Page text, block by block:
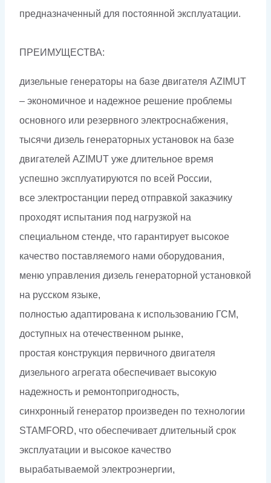
предназначенный для постоянной эксплуатации.
ПРЕИМУЩЕСТВА:
дизельные генераторы на базе двигателя AZIMUT
– экономичное и надежное решение проблемы
основного или резервного электроснабжения,
тысячи дизель генераторных установок на базе
двигателей AZIMUT уже длительное время
успешно эксплуатируются по всей России,
все электростанции перед отправкой заказчику
проходят испытания под нагрузкой на
специальном стенде, что гарантирует высокое
качество поставляемого нами оборудования,
меню управления дизель генераторной установкой
на русском языке,
полностью адаптирована к использованию ГСМ,
доступных на отечественном рынке,
простая конструкция первичного двигателя
дизельного агрегата обеспечивает высокую
надежность и ремонтопригодность,
синхронный генератор произведен по технологии
STAMFORD, что обеспечивает длительный срок
эксплуатации и высокое качество
вырабатываемой электроэнергии,